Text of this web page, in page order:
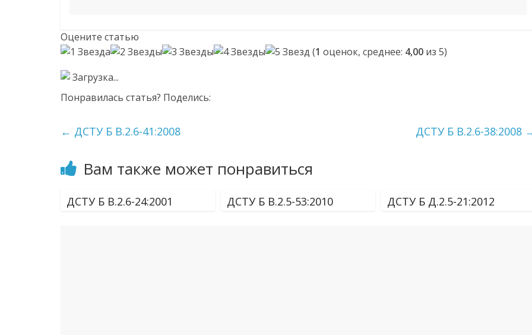
Оцените статью
(1 оценок, среднее: 4,00 из 5)
Загрузка...
Понравилась статья? Поделись:
← ДСТУ Б В.2.6-41:2008 ДСТУ Б В.2.6-38:2008
Вам также может понравиться
ДСТУ Б В.2.6-24:2001 ДСТУ Б В.2.5-53:2010 ДСТУ Б Д.2.5-21:2012